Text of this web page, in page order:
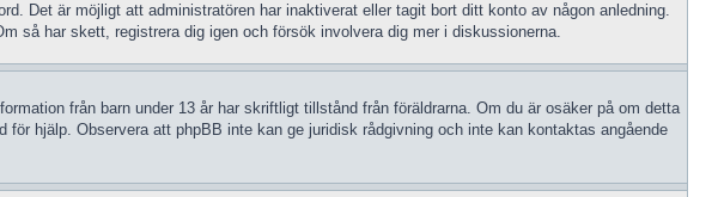
Det är möjligt att administratören har inaktiverat eller tagit bort ditt konto av någon anledning.
så har skett, registrera dig igen och försök involvera dig mer i diskussionerna.
från barn under 13 år har skriftligt tillstånd från föräldrarna. Om du är osäker på om detta
hjälp. Observera att phpBB inte kan ge juridisk rådgivning och inte kan kontaktas angående